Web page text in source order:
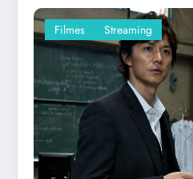
Filmes Streaming